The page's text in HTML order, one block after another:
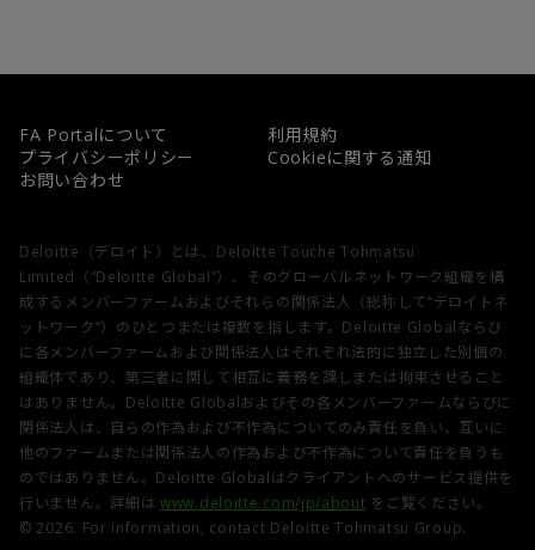
FA Portalについて
利用規約
プライバシーポリシー
Cookieに関する通知
お問い合わせ
Deloitte（デロイト）とは、Deloitte Touche Tohmatsu
Limited（“Deloitte Global”）、そのグローバルネットワーク組織を構
成するメンバーファームおよびそれらの関係法人（総称して“デロイトネ
ットワーク”）のひとつまたは複数を指します。Deloitte Globalならび
に各メンバーファームおよび関係法人はそれぞれ法的に独立した別個の
組織体であり、第三者に関して相互に義務を課しまたは拘束させること
はありません。Deloitte Globalおよびその各メンバーファームならびに
関係法人は、自らの作為および不作為についてのみ責任を負い、互いに
他のファームまたは関係法人の作為および不作為について責任を負うも
のではありません。Deloitte Globalはクライアントへのサービス提供を
行いません。詳細は www.deloitte.com/jp/about をご覧ください。
© 2026. For information, contact Deloitte Tohmatsu Group.